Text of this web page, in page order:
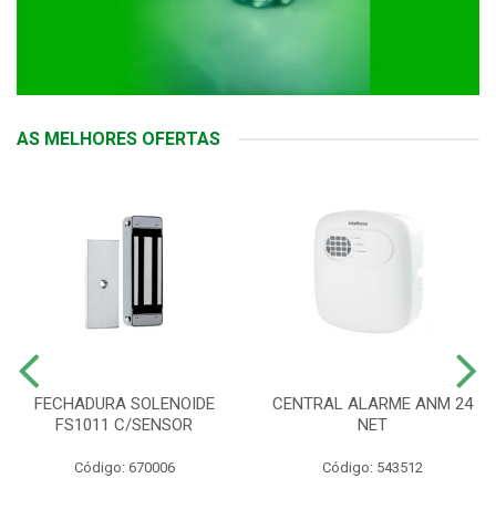
AS MELHORES OFERTAS
FECHADURA SOLENOIDE
FS1011 C/SENSOR
Código: 670006
CENTRAL ALARME ANM 24
NET
Código: 543512